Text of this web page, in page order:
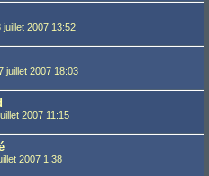
juillet 2007 13:52
juillet 2007 18:03
2007 11:15
2007 1:38